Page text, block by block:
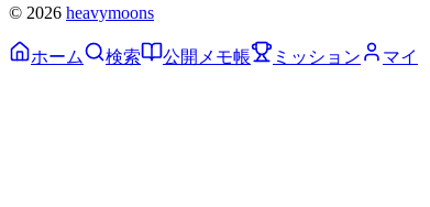
© 2026 heavymoons
ホーム 検索 公開メモ帳 ミッション マイ